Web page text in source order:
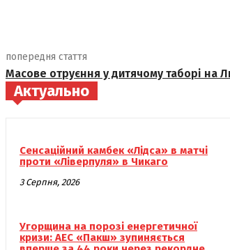
попередня стаття
Масове отруєння у дитячому таборі на
Актуально
Сенсаційний камбек «Лідса» в матчі
проти «Ліверпуля» в Чикаго
3 Серпня, 2026
Угорщина на порозі енергетичної
кризи: АЕС «Пакш» зупиняється